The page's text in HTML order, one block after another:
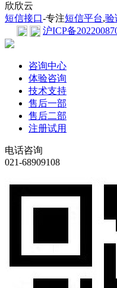
欣欣云
短信接口-专注短信平台,验
沪ICP备
咨询中心
体验咨询
技术支持
售后一部
售后二部
注册试用
电话咨询
021-68909108